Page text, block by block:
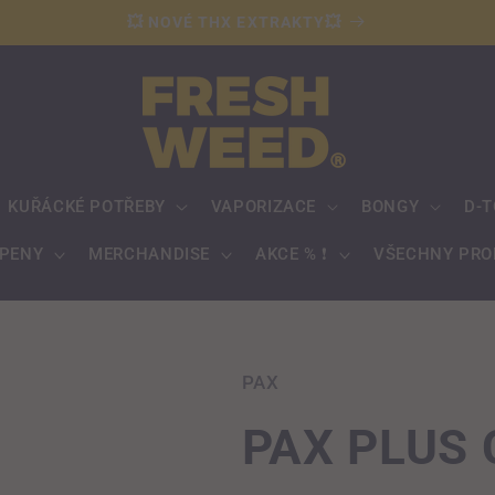
💥 NOVÉ THX EXTRAKTY💥
KUŘÁCKÉ POTŘEBY VAPORIZACE BONGY D-
MERCHANDISE AKCE % ❗️ VŠECHNY
PAX
PAX PLUS